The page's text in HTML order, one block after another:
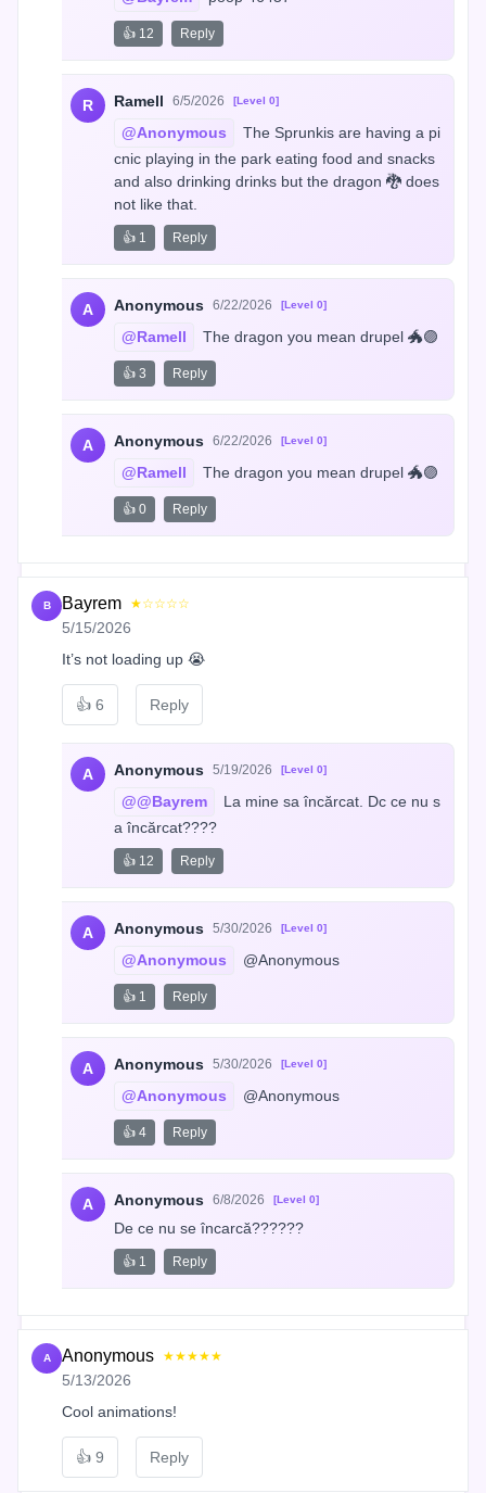
👍 12 Reply
R Ramell 6/5/2026 [Level 0]
@Anonymous
The Sprunkis are having a pi
cnic playing in the park eating food and snacks
and also drinking drinks but the dragon 🐉 does
not like that.
👍 1 Reply
A Anonymous 6/22/2026 [Level 0]
@Ramell The dragon you mean drupel 🐲🟣
👍 3 Reply
A Anonymous 6/22/2026 [Level 0]
@Ramell The dragon you mean drupel 🐲🟣
👍 0 Reply
B Bayrem ★☆☆☆☆
5/15/2026
It’s not loading up 😭
👍 6 Reply
A Anonymous 5/19/2026 [Level 0]
@@Bayrem
La mine sa încărcat. Dc ce nu s
a încărcat????
👍 12 Reply
A Anonymous 5/30/2026 [Level 0]
@Anonymous @Anonymous
👍 1 Reply
A Anonymous 5/30/2026 [Level 0]
@Anonymous @Anonymous
👍 4 Reply
A Anonymous 6/8/2026 [Level 0]
De ce nu se încarcă??????
👍 1 Reply
A Anonymous ★★★★★
5/13/2026
Cool animations!
👍 9 Reply